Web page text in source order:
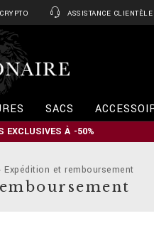
CRYPTO ASSISTANCE CLIENTÈLE
l
o
n
a
e
SACS
EXCLUSIVES À -50%
Expédition et remboursement